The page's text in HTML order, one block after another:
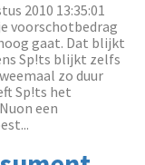
2010 13:35:01
voorschotbedrag
gaat. Dat blijkt
Sp!ts blijkt zelfs
zo duur
Sp!ts het
een